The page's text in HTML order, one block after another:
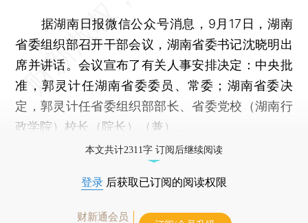
据湖南日报微信公众号消息，9月17日，湖南
省委组织部召开干部会议，湖南省委书记沈晓明出
席并讲话。会议宣布了有关人事安排决定：中央批
准，郭灵计任湖南省委委员、常委；湖南省委决
定，郭灵计任省委组织部部长、省委党校（湖南行
政学院）校长（院长）（兼）。
本文共计2311字 订阅后继续阅读
登录 后获取已订阅的阅读权限
财新通会员